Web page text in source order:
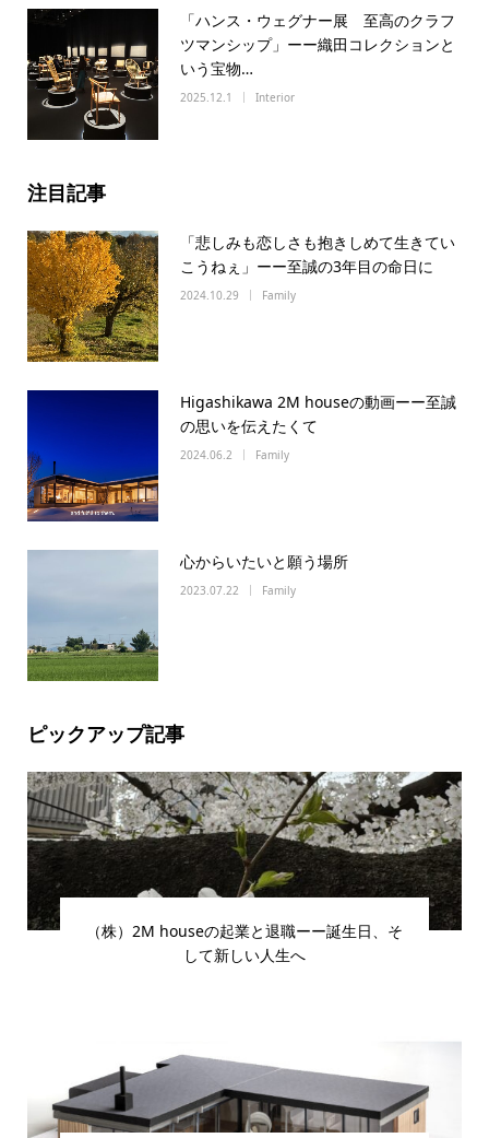
「ハンス・ウェグナー展 至高のクラフ
ツマンシップ」ーー織田コレクションと
いう宝物…
2025.12.1 Interior
注目記事
「悲しみも恋しさも抱きしめて生きてい
こうねぇ」ーー至誠の3年目の命日に
2024.10.29 Family
Higashikawa 2M houseの動画ーー至誠
の思いを伝えたくて
2024.06.2 Family
心からいたいと願う場所
2023.07.22 Family
ピックアップ記事
（株）2M houseの起業と退職ーー誕生日、そ
して新しい人生へ